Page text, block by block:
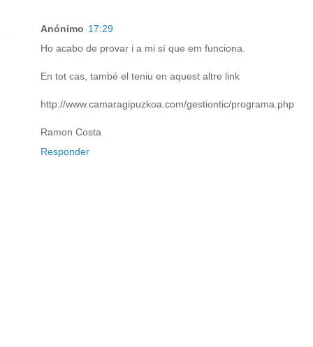
Anónimo 17:29
Ho acabo de provar i a mi sí que em funciona.
En tot cas, també el teniu en aquest altre link
http://www.camaragipuzkoa.com/gestiontic/programa.php
Ramon Costa
Responder